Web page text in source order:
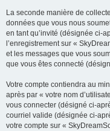
La seconde manière de
données que vous nous
en tant qu’invité (désignée ci-
l’enregistrement sur «
et les messages que vous
que vous êtes connecté
Votre compte contiendra au
après par « votre nom
vous connecter (désigné ci-
courriel valide (désignée ci-
votre compte sur «